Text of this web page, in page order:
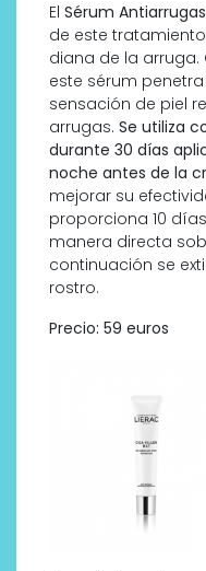
El Sérum
de este tratamiento
diana de la arruga.
este sérum
sensación de piel
arrugas. Se utiliza
durante 30 días
noche antes de la
mejorar su
proporciona 10
manera directa
continuación se
rostro.
Precio: 59 euros